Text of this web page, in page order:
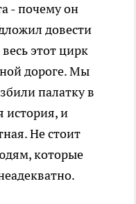
- почему он
довести
этот цирк
дороге. Мы
палатку в
история, и
Не стоит
которые